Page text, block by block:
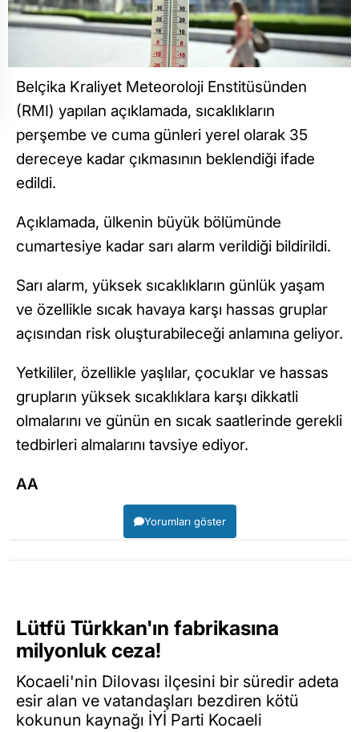
Belçika Kraliyet Meteoroloji Enstitüsünden
(RMI) yapılan açıklamada, sıcaklıkların
perşembe ve cuma günleri yerel olarak 35
dereceye kadar çıkmasının beklendiği ifade
edildi.
Açıklamada, ülkenin büyük bölümünde
cumartesiye kadar sarı alarm verildiği bildirildi.
Sarı alarm, yüksek sıcaklıkların günlük yaşam
ve özellikle sıcak havaya karşı hassas gruplar
açısından risk oluşturabileceği anlamına geliyor.
Yetkililer, özellikle yaşlılar, çocuklar ve hassas
grupların yüksek sıcaklıklara karşı dikkatli
olmalarını ve günün en sıcak saatlerinde gerekli
tedbirleri almalarını tavsiye ediyor.
AA
Yorumları göster
Lütfü Türkkan'ın fabrikasına
milyonluk ceza!
Kocaeli'nin Dilovası ilçesini bir süredir adeta
esir alan ve vatandaşları bezdiren kötü
kokunun kaynağı İYİ Parti Kocaeli